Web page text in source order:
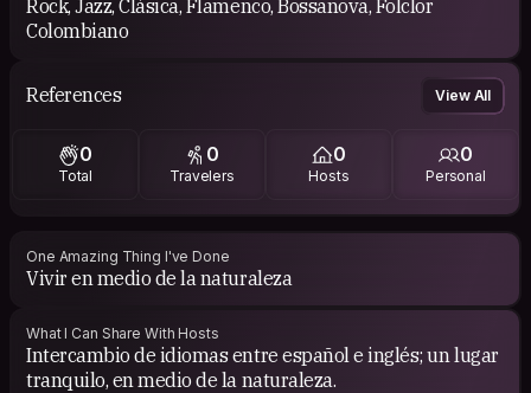
Rock, Jazz, Clásica, Flamenco, Bossanova, Folclor
Colombiano
References View All
0
Total
0
Travelers
0
Hosts
0
Personal
One Amazing Thing I've Done
Vivir en medio de la naturaleza
What I Can Share With Hosts
Intercambio de idiomas entre español e inglés; un lugar
tranquilo, en medio de la naturaleza.